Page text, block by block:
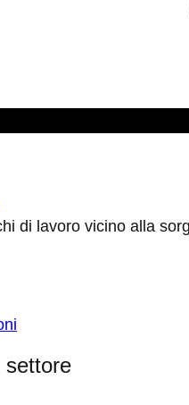
di lavoro vicino alla
settore